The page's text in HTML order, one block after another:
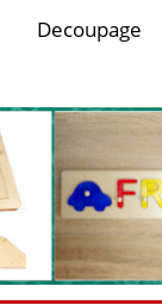
Decoupage